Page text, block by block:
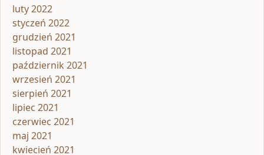
luty 2022
styczeń 2022
grudzień 2021
listopad 2021
październik 2021
wrzesień 2021
sierpień 2021
lipiec 2021
czerwiec 2021
maj 2021
kwiecień 2021